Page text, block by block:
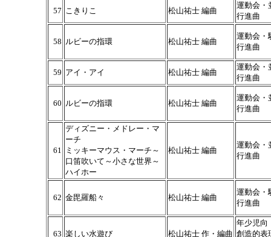
57 こきりこ 松山祐士 編曲
運動会・
行進曲
58 ルビーの指環 松山祐士 編曲
運動会・
行進曲
59 アイ・アイ 松山祐士 編曲
運動会・
行進曲
60 ルビーの指環 松山祐士 編曲
運動会・
行進曲
61
ディズニー・メドレー・マ
ーチ
ミッキーマウス・マーチ～
口笛吹いて～小さな世界～
ハイホー
松山祐士 編曲
運動会・
行進曲
62 金毘羅船々 松山祐士 編曲
運動会・
行進曲
63 楽しい水遊び 松山祐士 作・編曲
年少児向
創造的表